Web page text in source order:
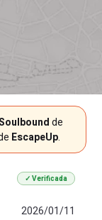
de
EscapeUp.
✓ Verificada
2026/01/11